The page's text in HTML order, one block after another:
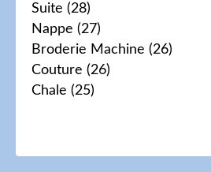
Suite (28)
Nappe (27)
Broderie Machine (26)
Couture (26)
Chale (25)